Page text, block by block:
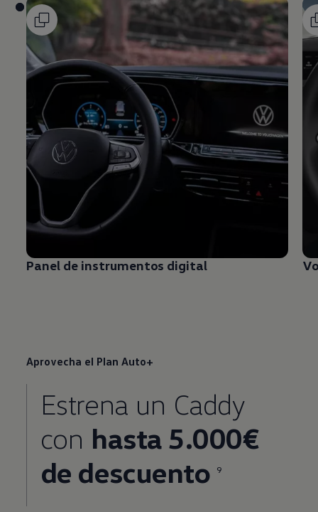
Panel de instrumentos digital
Aprovecha el Plan Auto+
Estrena un Caddy
con hasta 5.000€
de descuento
9